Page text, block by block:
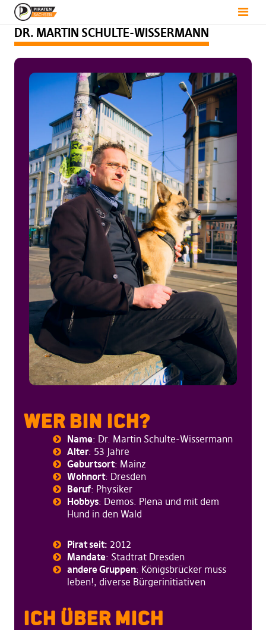
DR. MARTIN SCHULTE-WISSERMANN
WER BIN ICH?
Name: Dr. Martin Schulte-Wissermann
Alter: 53 Jahre
Geburtsort: Mainz
Wohnort: Dresden
Beruf: Physiker
Hobbys: Demos. Plena und mit dem
Hund in den Wald
Pirat seit: 2012
Mandate: Stadtrat Dresden
andere Gruppen: Königsbrücker muss
leben!, diverse Bürgerinitiativen
ICH ÜBER MICH